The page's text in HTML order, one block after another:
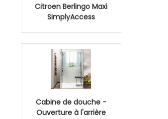
Citroen Berlingo Maxi
SimplyAccess
Cabine de douche -
Ouverture à l'arrière